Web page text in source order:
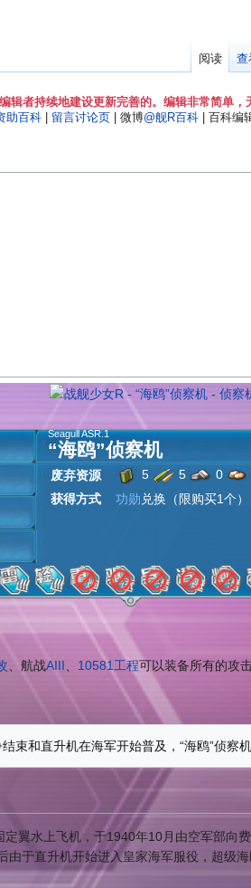
辑者持续地建设更新完善的。编辑非常简单，
助百科 留言讨论页 | 微博@舰R百科 | 百科编
Seagull ASR.1
“海鸥”侦察机
废弃资源 5 5 0
获得方式
功勋 兑换（限购买1个）
、航战AIII、 10581工程可以装备所有的攻
翼水上飞机，于1940年10月由空军部向
于直升机开始进入皇家海军服役，超级
阅读 查